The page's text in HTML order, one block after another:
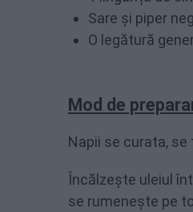
Sare și piper
O legătură
Mod de
Napii se curata, se
Încălzește uleiul
se rumenește pe